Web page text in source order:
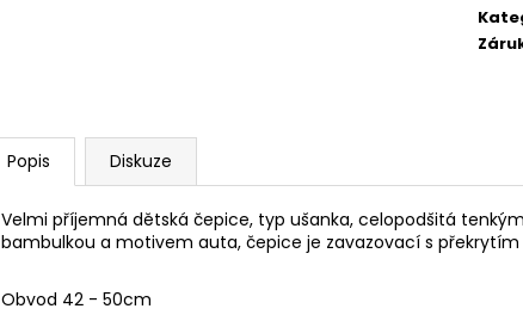
Popis Diskuze
Velmi příjemná dětská čepice, typ ušanka, celopodšitá
bambulkou a motivem auta, čepice je zavazovací s překrytím
Obvod 42 - 50cm